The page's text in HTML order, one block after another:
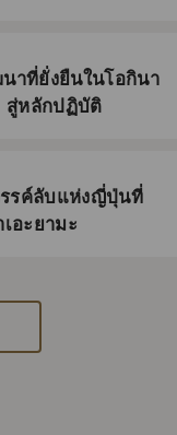
าที่ยั่งยืนในโอกินา
สู่หลักปฏิบัติ
รค์ลับแห่งญี่ปุ่นที่
อะยามะ